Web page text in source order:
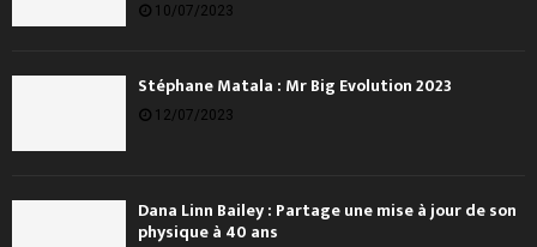
10/07/2023
Stéphane Matala : Mr Big Evolution 2023
12/07/2023
Dana Linn Bailey : Partage une mise à jour de son
physique à 40 ans